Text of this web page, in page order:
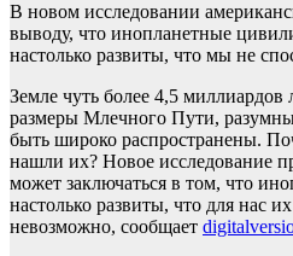
В новом исследовании
выводу, что инопланетные
настолько развиты, что мы не
Земле чуть более 4,5 миллиардов
размеры Млечного Пути,
быть широко распространены.
нашли их? Новое исследование
может заключаться в том, что
настолько развиты, что для нас
невозможно, сообщает